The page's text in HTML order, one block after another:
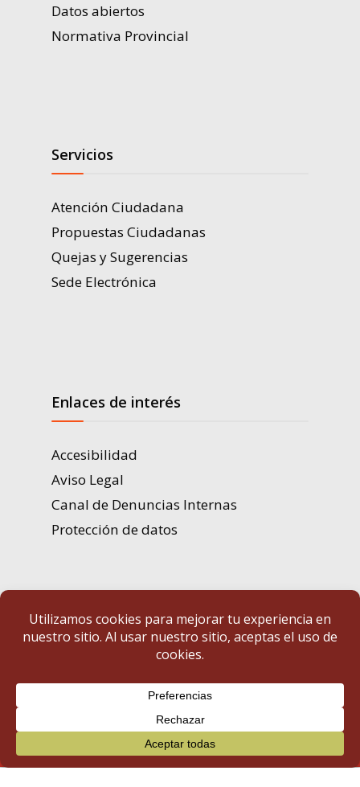
Datos abiertos
Normativa Provincial
Servicios
Atención Ciudadana
Propuestas Ciudadanas
Quejas y Sugerencias
Sede Electrónica
Enlaces de interés
Accesibilidad
Aviso Legal
Canal de Denuncias Internas
Protección de datos
Portal de Transparencia | Diputación de Badajoz